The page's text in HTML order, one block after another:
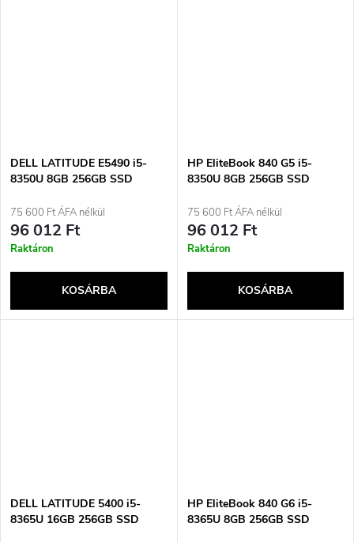
DELL LATITUDE E5490 i5-
8350U 8GB 256GB SSD
Használt
75 600 Ft ÁFA nélkül
96 012 Ft
Raktáron
KOSÁRBA
HP EliteBook 840 G5 i5-
8350U 8GB 256GB SSD
Használt
75 600 Ft ÁFA nélkül
96 012 Ft
Raktáron
KOSÁRBA
DELL LATITUDE 5400 i5-
8365U 16GB 256GB SSD
HP EliteBook 840 G6 i5-
8365U 8GB 256GB SSD